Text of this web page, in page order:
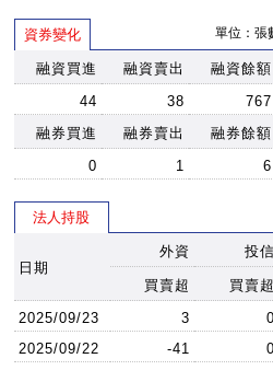
資券變化 單位：
融資買進 融資賣出 融資餘額
44
38 767
融券買進
融券賣出 融券餘額
0
1 6
法人持股
日期
外資 投信
買賣超 買賣超
2025/09/23
3 0
2025/09/22
-41 0